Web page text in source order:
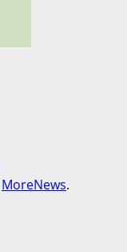
MoreNews.